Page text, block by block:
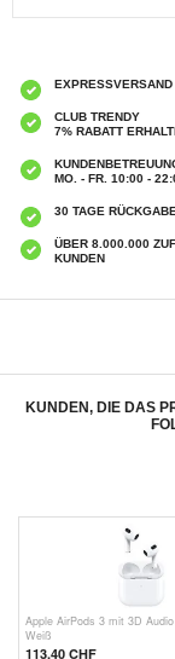
EXPRESSVERSAND
CLUB TRENDY
7% RABATT
MO. - FR. 10:00 -
30 TAGE
ÜBER 8.000.000
KUNDEN
KUNDEN, DIE DAS
Samsung USB-C Schnell-
Apple AirPods 3 mit 3D
Weiß
113,40 CHF